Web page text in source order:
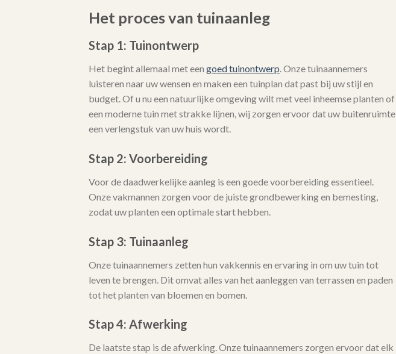
Het proces van tuinaanleg
Stap 1: Tuinontwerp
Het begint allemaal met een goed tuinontwerp. Onze tuinaannemers
luisteren naar uw wensen en maken een tuinplan dat past bij uw stijl en
budget. Of u nu een natuurlijke omgeving wilt met veel inheemse planten of
een moderne tuin met strakke lijnen, wij zorgen ervoor dat uw buitenruimte
een verlengstuk van uw huis wordt.
Stap 2: Voorbereiding
Voor de daadwerkelijke aanleg is een goede voorbereiding essentieel.
Onze vakmannen zorgen voor de juiste grondbewerking en bemesting,
zodat uw planten een optimale start hebben.
Stap 3: Tuinaanleg
Onze tuinaannemers zetten hun vakkennis en ervaring in om uw tuin tot
leven te brengen. Dit omvat alles van het aanleggen van terrassen en paden
tot het planten van bloemen en bomen.
Stap 4: Afwerking
De laatste stap is de afwerking. Onze tuinaannemers zorgen ervoor dat elk